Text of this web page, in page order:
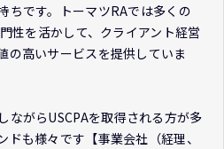
ちです。トーマツRAでは多くの
性を活かして、クライアント経営
の高いサービスを提供していま
ながらUSCPAを取得される方が多
ドも様々です【事業会社（経理、